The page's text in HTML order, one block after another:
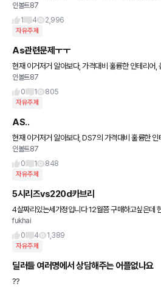
할까합니다. 한가지 걸리는점은 PSA차량들의 AS인데요ㅠㅠ센터수 자체도 절대적으로
적구.. 오너분들의 의견이
인볼트87
1
4 2,996
자유주제
As관련문제ㅜㅜ
현재 이거저거 알아보다, 가격대비 훌륭한 인테리어,
다. 한가지 걸리는점은 PSA차량들의 AS인데요ㅠㅠ센터수 자체도 절대적으로 적구.. 오
너분들의 의견이 듣고싶습니
인볼트87
0
1 805
자유주제
AS..
현재 이거저거 알아보다, DS7의 가격대비 훌륭한
할까합니다. 한가지 걸리는점은 PSA차량들의 AS인데요ㅠㅠ센터수 자체도 절대적으로
적구.. 여러분들의 의견이
인볼트87
0
1 848
자유주제
5시리즈vs220d카브리
4살짜리있는세가정입니다 12월쯤 구매하고싶은데
fukhai
0
4 1,389
자유주제
딜러들 여러명에서 상담해주는 어플없나요
??